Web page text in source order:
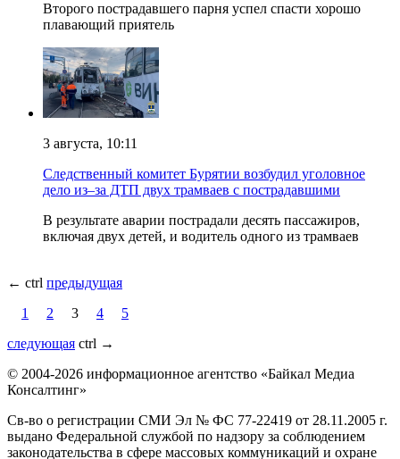
Второго пострадавшего парня успел спасти хорошо
плавающий приятель
3 августа, 10:11
Следственный комитет Бурятии возбудил уголовное
дело из–за ДТП двух трамваев с пострадавшими
В результате аварии пострадали десять пассажиров,
включая двух детей, и водитель одного из трамваев
← ctrl предыдущая
1
2 3 4
5
следующая ctrl →
© 2004-2026 информационное агентство «Байкал Медиа
Консалтинг»
Св-во о регистрации СМИ Эл № ФС 77-22419 от 28.11.2005 г.
выдано Федеральной службой по надзору за соблюдением
законодательства в сфере массовых коммуникаций и охране